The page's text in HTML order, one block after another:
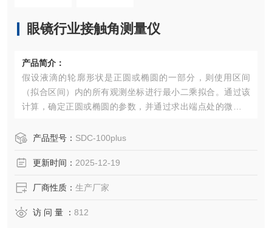
眼镜行业接触角测量仪
产品简介：
假设液滴的轮廓形状是正圆或椭圆的一部分，则使用区间
（拟合区间）内的所有观测坐标进行最小二乘拟合。通过该
计算，确定正圆或椭圆的参数，并通过求出端点处的微分系
产品型号： SDC-100plus
更新时间： 2025-12-19
厂商性质： 生产厂家
访 问 量 ： 812